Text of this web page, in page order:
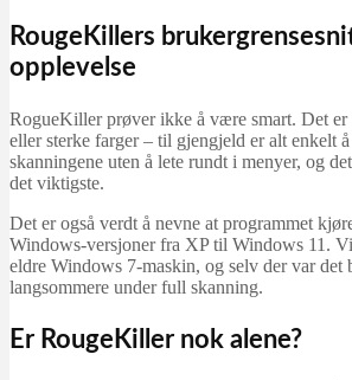
RougeKillers
opplevelse
RogueKiller prøver ikke å være smart. Det er
eller sterke farger – til gjengjeld er alt enkelt
skanningene uten å lete rundt i menyer, og
det viktigste.
Det er også verdt å nevne at programmet
Windows-versjoner fra XP til Windows 11.
eldre Windows 7-maskin, og selv der var det
langsommere under full skanning.
Er RougeKiller nok alene?